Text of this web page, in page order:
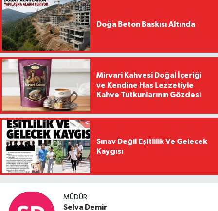
Doğa Beton Baskısı Altında
Mirvari Kahvesi Doğal İçeriği
ve Kendine Has Lezzetiyle
Kahve Tutkunlarının Gözdesi
Sınav Değil Eşitlilik Ve Gelecek
Kaygısı
MÜDÜR
Selva Demir